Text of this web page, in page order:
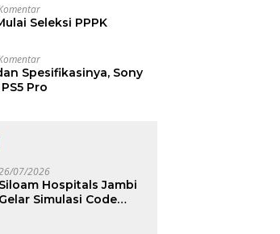
Seleksi PPPK
Spesifikasinya, Sony
Pro
07/2026
Siloam Hospitals Jambi
Gelar Simulasi Code